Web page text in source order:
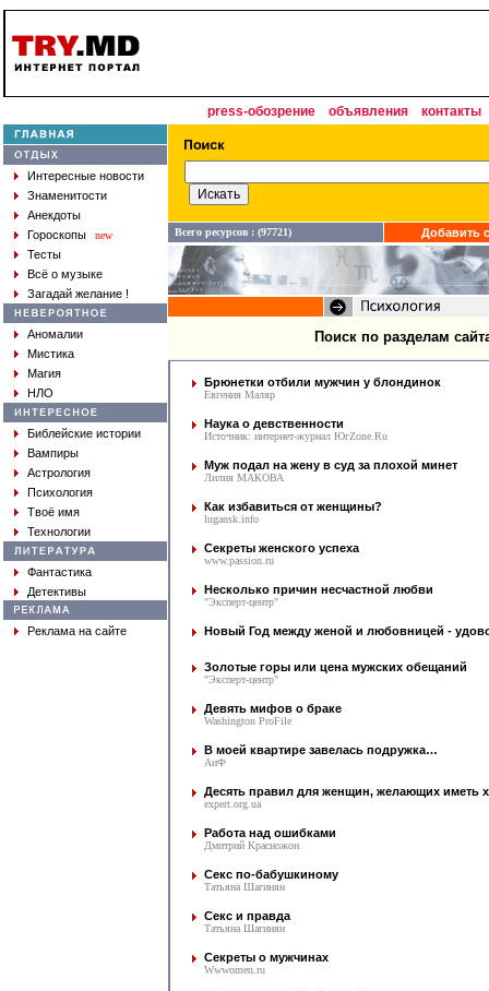
press-обозрение объявления контакты
Интересные новости
Знаменитости
Анекдоты
Гороскопы
new
Тесты
Всё о музыке
Загадай желание !
Аномалии
Мистика
Магия
НЛО
Библейские истории
Вампиры
Астрология
Психология
Твоё имя
Технологии
Фантастика
Детективы
Реклама на сайте
Всего ресурсов : (97721) Добавить
Поиск по разделам
Брюнетки отбили мужчин у блондинок
Евгения Маляр
Наука о девственности
Источник: интернет-журнал ЮгZone.Ru
Mуж подал на жену в суд за плохой минет
Лилия МАКОВА
Как избавиться от женщины?
lugansk.info
Секреты женского успеха
www.passion.ru
Несколько причин несчастной любви
"Эксперт-центр"
Новый Год между женой и любовницей -
Золотые горы или цена мужских обещаний
"Эксперт-центр"
Девять мифов о браке
Washington ProFile
В моей квартире завелась подружка…
АиФ
Десять правил для женщин, желающих иметь
expert.org.ua
Работа над ошибками
Дмитрий Красножон
Секс по-бабушкиному
Татьяна Шагинян
Секс и правда
Татьяна Шагинян
Секреты о мужчинах
Wwwomen.ru